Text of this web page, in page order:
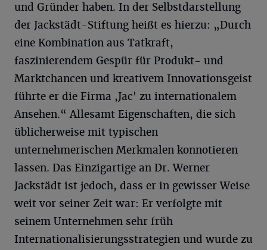
und Gründer haben. In der Selbstdarstellung
der Jackstädt-Stiftung heißt es hierzu: „Durch
eine Kombination aus Tatkraft,
faszinierendem Gespür für Produkt- und
Marktchancen und kreativem Innovationsgeist
führte er die Firma ,Jac' zu internationalem
Ansehen.“ Allesamt Eigenschaften, die sich
üblicherweise mit typischen
unternehmerischen Merkmalen konnotieren
lassen. Das Einzigartige an Dr. Werner
Jackstädt ist jedoch, dass er in gewisser Weise
weit vor seiner Zeit war: Er verfolgte mit
seinem Unternehmen sehr früh
Internationalisierungsstrategien und wurde zu